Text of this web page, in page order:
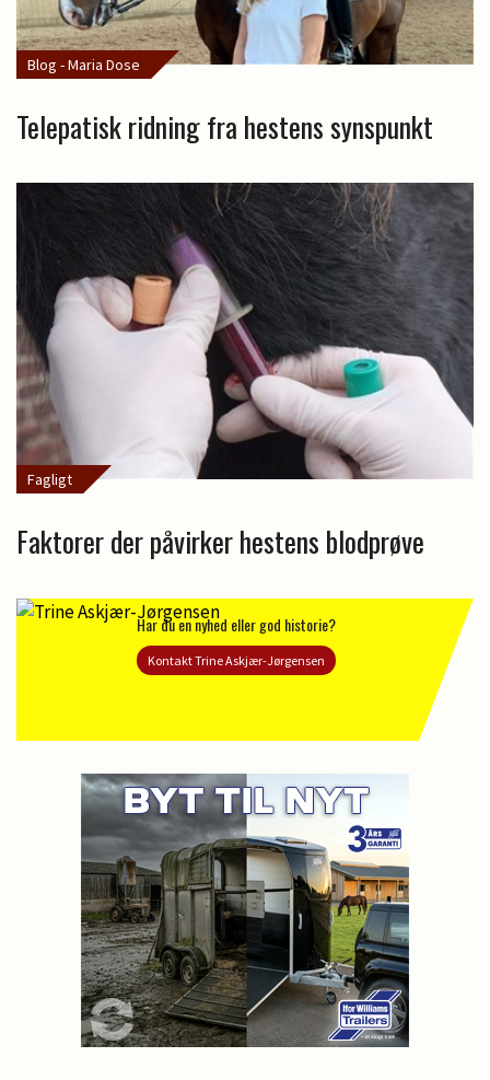
Blog - Maria Dose
Telepatisk ridning fra hestens synspunkt
Fagligt
Faktorer der påvirker hestens blodprøve
Har du en nyhed eller god historie?
Kontakt Trine Askjær-Jørgensen